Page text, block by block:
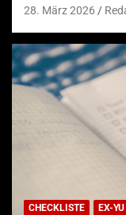
28. März 2026
CHECKLISTE EX-YU